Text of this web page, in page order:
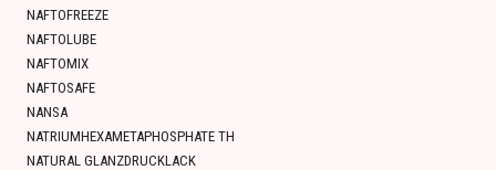
NAFTOFREEZE
NAFTOLUBE
NAFTOMIX
NAFTOSAFE
NANSA
NATRIUMHEXAMETAPHOSPHATE TH
NATURAL GLANZDRUCKLACK